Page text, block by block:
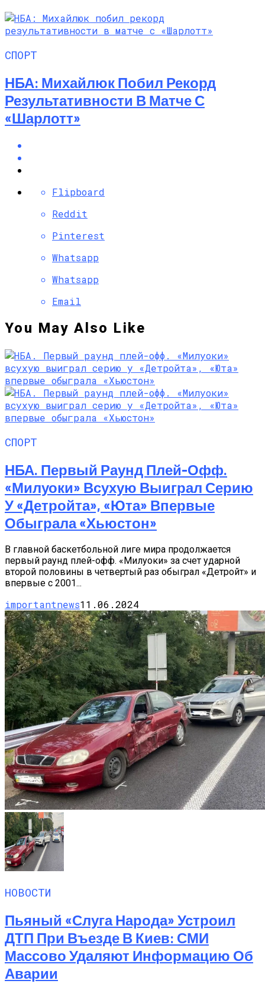
СПОРТ
НБА: Михайлюк Побил Рекорд
Результативности В Матче С
«Шарлотт»
Flipboard
Reddit
Pinterest
Whatsapp
Whatsapp
Email
You May Also Like
СПОРТ
НБА. Первый Раунд Плей-Офф.
«Милуоки» Всухую Выиграл Серию
У «Детройта», «Юта» Впервые
Обыграла «Хьюстон»
В главной баскетбольной лиге мира продолжается
первый раунд плей-офф. «Милуоки» за счет ударной
второй половины в четвертый раз обыграл «Детройт» и
впервые с 2001...
importantnews11.06.2024
НОВОСТИ
Пьяный «слуга Народа» Устроил
ДТП При Въезде В Киев: СМИ
Массово Удаляют Информацию Об
Аварии